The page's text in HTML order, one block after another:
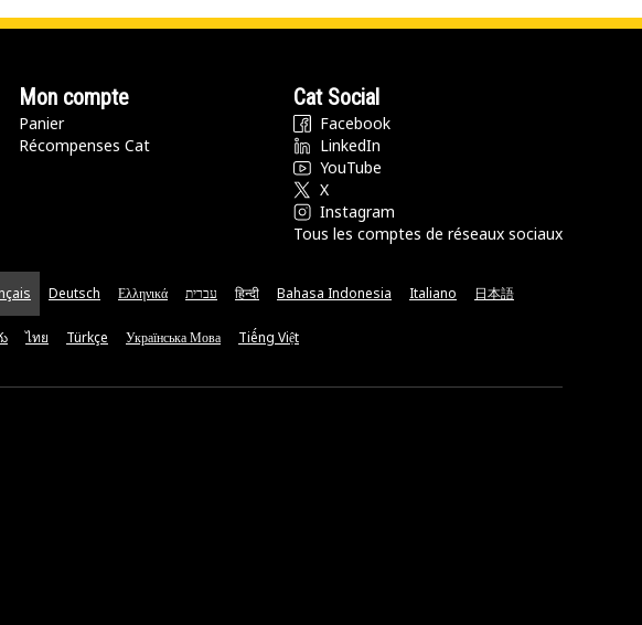
Mon compte
Panier
Récompenses Cat
Cat Social
Facebook
LinkedIn
YouTube
X
Instagram
Tous les comptes de réseaux sociaux
Deutsch Ελληνικά עברית हिन्दी Bahasa Indonesia Italiano 日本語
ไทย Türkçe Українська Мова Tiếng Việt